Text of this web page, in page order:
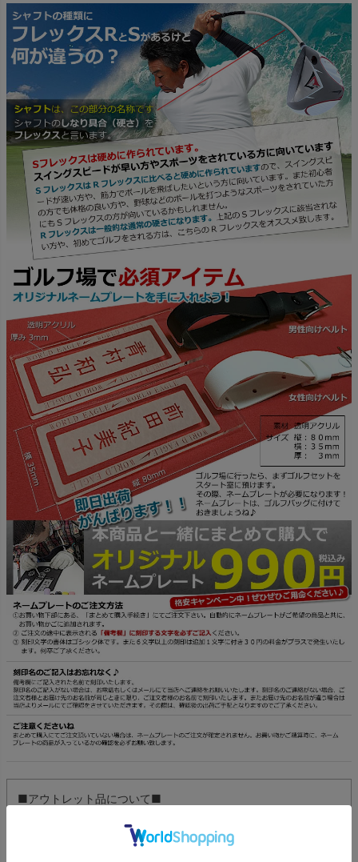
■アウトレット品について■
品です。使用はしておらず、ゴルフ用品としての機能に問題は
ありません。わずかな傷や汚れがある場合がございますが、そ